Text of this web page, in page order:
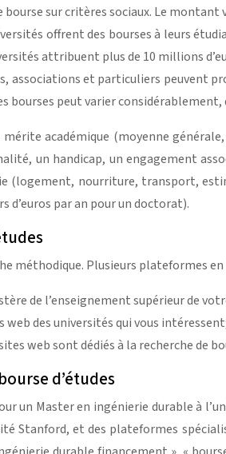
sur critères sociaux. Le
offrent des bourses à leurs
attribuent plus de 10 millions
associations et particuliers peuvent
bourses peut varier considérablement,
académique (moyenne
un handicap, un engagement
(logement, nourriture, transport,
par an pour un doctorat).
méthodique. Plusieurs plateformes
de l’enseignement supérieur de
web des universités qui vous
web sont dédiés à la recherche de
d’études
un Master en ingénierie durable à
Stanford, et des plateformes